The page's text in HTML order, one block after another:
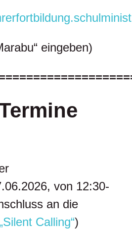
eingeben)
von 12:30-
an die
„Silent Calling“)